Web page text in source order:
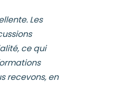
Les
ce qui
recevons, en